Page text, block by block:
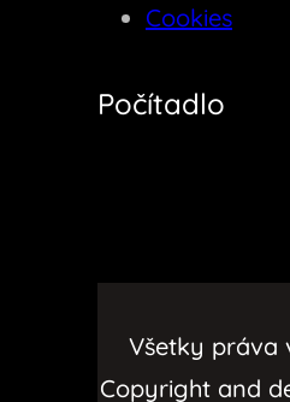
Cookies
Počítadlo
Všetky práva
Copyright and